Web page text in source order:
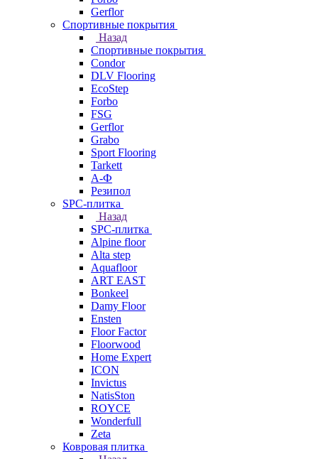
Gerflor
Спортивные покрытия
Назад
Спортивные покрытия
Condor
DLV Flooring
EcoStep
Forbo
FSG
Gerflor
Grabo
Sport Flooring
Tarkett
А-Ф
Резипол
SPC-плитка
Назад
SPC-плитка
Alpine floor
Alta step
Aquafloor
ART EAST
Bonkeel
Damy Floor
Ensten
Floor Factor
Floorwood
Home Expert
ICON
Invictus
NatisSton
ROYCE
Wonderfull
Zeta
Ковровая плитка